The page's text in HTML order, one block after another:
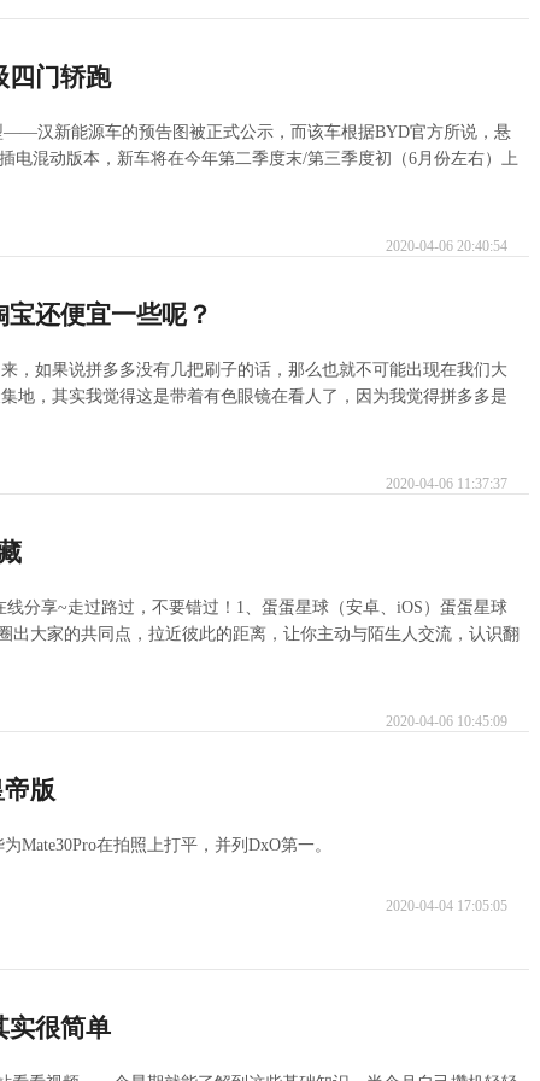
四门轿跑
汉新能源车的预告图被正式公示，而该车根据BYD官方所说，悬
电混动版本，新车将在今年第二季度末/第三季度初（6月份左右）上
2020-04-06 20:40:54
还便宜一些呢？
，如果说拼多多没有几把刷子的话，那么也就不可能出现在我们大
地，其实我觉得这是带着有色眼镜在看人了，因为我觉得拼多多是
2020-04-06 11:37:37
分享~走过路过，不要错过！1、蛋蛋星球（安卓、iOS）蛋蛋星球
出大家的共同点，拉近彼此的距离，让你主动与陌生人交流，认识翻
2020-04-06 10:45:09
版
Mate30Pro在拍照上打平，并列DxO第一。
2020-04-04 17:05:05
实很简单